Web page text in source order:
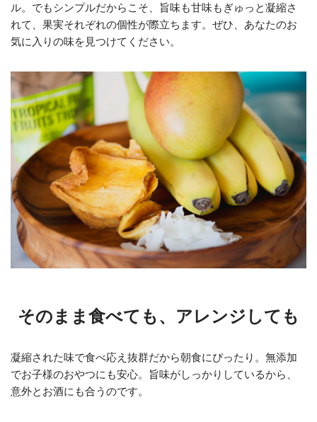
ル。でもシンプルだからこそ、旨味も甘味もぎゅっと凝縮さ
れて、果実それぞれの個性が際立ちます。ぜひ、あなたのお
気に入りの味を見つけてください。
そのまま食べても、アレンジしても
凝縮された味で食べ応え抜群だから朝食にぴったり。無添加
でお子様のおやつにも安心。旨味がしっかりしているから、
意外とお酒にも合うのです。